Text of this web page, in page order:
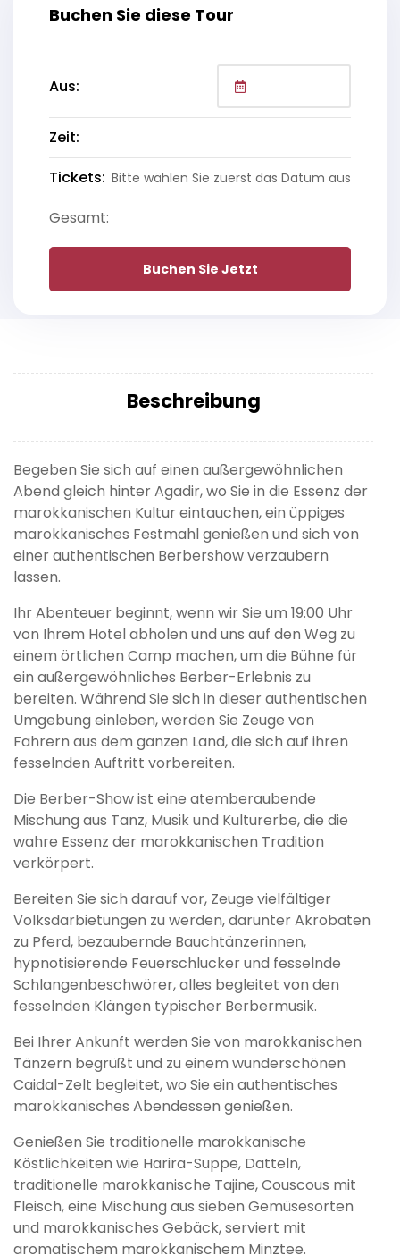
Buchen Sie diese Tour
Aus:
Zeit:
Tickets: Bitte wählen Sie zuerst das Datum aus
Gesamt:
Buchen Sie Jetzt
Beschreibung
Begeben Sie sich auf einen außergewöhnlichen
Abend gleich hinter Agadir, wo Sie in die Essenz der
marokkanischen Kultur eintauchen, ein üppiges
marokkanisches Festmahl genießen und sich von
einer authentischen Berbershow verzaubern
lassen.
Ihr Abenteuer beginnt, wenn wir Sie um 19:00 Uhr
von Ihrem Hotel abholen und uns auf den Weg zu
einem örtlichen Camp machen, um die Bühne für
ein außergewöhnliches Berber-Erlebnis zu
bereiten. Während Sie sich in dieser authentischen
Umgebung einleben, werden Sie Zeuge von
Fahrern aus dem ganzen Land, die sich auf ihren
fesselnden Auftritt vorbereiten.
Die Berber-Show ist eine atemberaubende
Mischung aus Tanz, Musik und Kulturerbe, die die
wahre Essenz der marokkanischen Tradition
verkörpert.
Bereiten Sie sich darauf vor, Zeuge vielfältiger
Volksdarbietungen zu werden, darunter Akrobaten
zu Pferd, bezaubernde Bauchtänzerinnen,
hypnotisierende Feuerschlucker und fesselnde
Schlangenbeschwörer, alles begleitet von den
fesselnden Klängen typischer Berbermusik.
Bei Ihrer Ankunft werden Sie von marokkanischen
Tänzern begrüßt und zu einem wunderschönen
Caidal-Zelt begleitet, wo Sie ein authentisches
marokkanisches Abendessen genießen.
Genießen Sie traditionelle marokkanische
Köstlichkeiten wie Harira-Suppe, Datteln,
traditionelle marokkanische Tajine, Couscous mit
Fleisch, eine Mischung aus sieben Gemüsesorten
und marokkanisches Gebäck, serviert mit
aromatischem marokkanischem Minztee.